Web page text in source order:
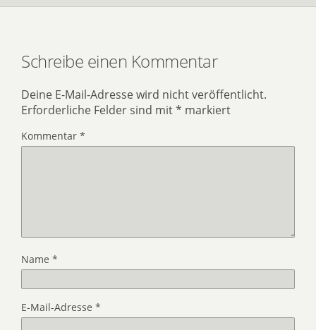
Schreibe einen Kommentar
Deine E-Mail-Adresse wird nicht veröffentlicht.
Erforderliche Felder sind mit* markiert
Kommentar *
Name *
E-Mail-Adresse *